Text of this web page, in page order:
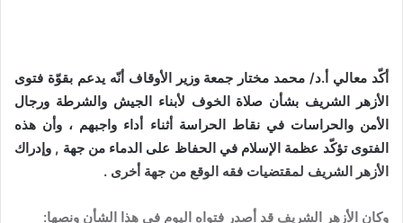
أكّد معالي أ.د/ محمد مختار جمعة وزير الأوقاف أنّه يدعم بقوّة فتوى
الأزهر الشريف بشأن صلاة الخوف لأبناء الجيش والشرطة ورجال
الأمن والحراسات في نقاط الحراسة أثناء أداء واجبهم ، وأن هذه
الفتوى تؤكّد عظمة الإسلام في الحفاظ على الدماء من جهة , وإدراك
الأزهر الشريف لمقتضيات فقه الوقع من جهة أخرى .
وكان الأزهر الشريف قد أصدر فتواه اليوم في هذا الشأن ونصها: